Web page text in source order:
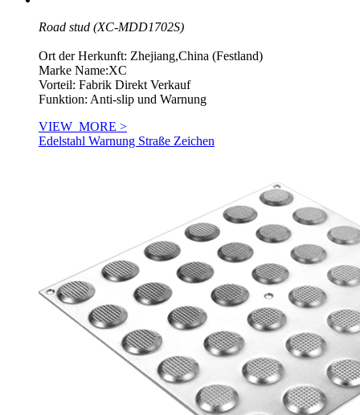
Road stud (XC-MDD1702S)
Ort der Herkunft: Zhejiang,China (Festland)
Marke Name:XC
Vorteil: Fabrik Direkt Verkauf
Funktion: Anti-slip und Warnung
VIEW_MORE >
Edelstahl Warnung Straße Zeichen